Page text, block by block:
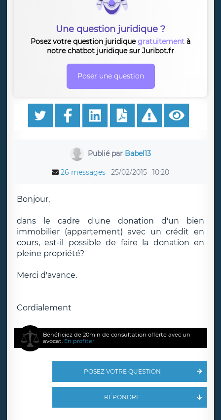
Une question juridique ?
Posez votre question juridiquegratuitement à
notre chatbot juridique sur Juribot.fr
Poser une question
Publié par Babel13
26 messages 25/02/2015 10:20
Bonjour,
dans le cadre d'une donation d'un bien
immobilier (appartement) avec un crédit en
cours, est-il possible de faire la donation en
pleine propriété?
Merci d'avance.
Cordialement
Bénéficiez de 20min de consultation offerte avec un
avocat. En profiter
POSEZ VOTRE QUESTION
RÉPONDRE